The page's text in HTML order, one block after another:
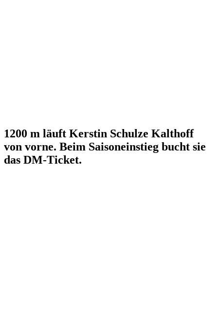
1200 m läuft Kerstin Schulze Kalthoff
von vorne. Beim Saisoneinstieg bucht sie
das DM-Ticket.